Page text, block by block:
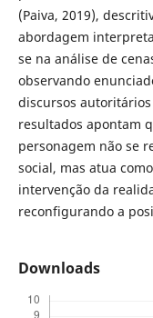
(Paiva, 2019),
abordagem
se na análise de
observando
discursos
resultados apontam
personagem não se
social, mas atua
intervenção da
reconfigurando a
Downloads